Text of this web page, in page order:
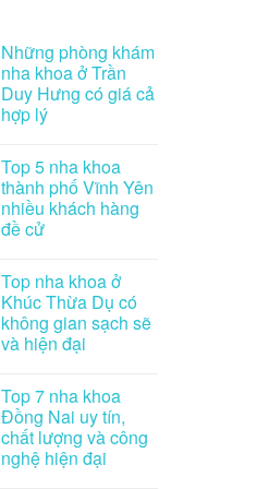
Những phòng khám
nha khoa ở Trần
Duy Hưng có giá cả
hợp lý
Top 5 nha khoa
thành phố Vĩnh Yên
nhiều khách hàng
đề cử
Top nha khoa ở
Khúc Thừa Dụ có
không gian sạch sẽ
và hiện đại
Top 7 nha khoa
Đồng Nai uy tín,
chất lượng và công
nghệ hiện đại